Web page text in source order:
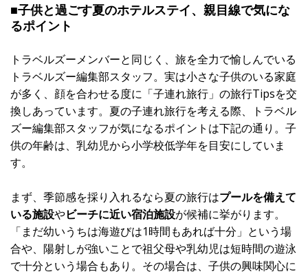
■子供と過ごす夏のホテルステイ、親目線で気にな
るポイント
トラベルズーメンバーと同じく、旅を全力で愉しんでいる
トラベルズー編集部スタッフ。実は小さな子供のいる家庭
が多く、顔を合わせる度に「子連れ旅行」の旅行Tipsを交
換しあっています。夏の子連れ旅行を考える際、トラベル
ズー編集部スタッフが気になるポイントは下記の通り。子
供の年齢は、乳幼児から小学校低学年を目安にしていま
す。
まず、季節感を採り入れるなら夏の旅行はプールを備えて
いる施設やビーチに近い宿泊施設が候補に挙がります。
「まだ幼いうちは海遊びは1時間もあれば十分」という場
合や、陽射しが強いことで祖父母や乳幼児は短時間の遊泳
で十分という場合もあり。その場合は、子供の興味関心に